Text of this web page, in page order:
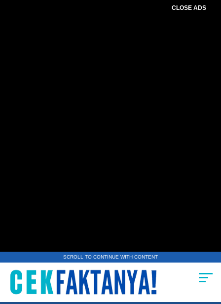
CLOSE ADS
SCROLL TO CONTINUE WITH CONTENT